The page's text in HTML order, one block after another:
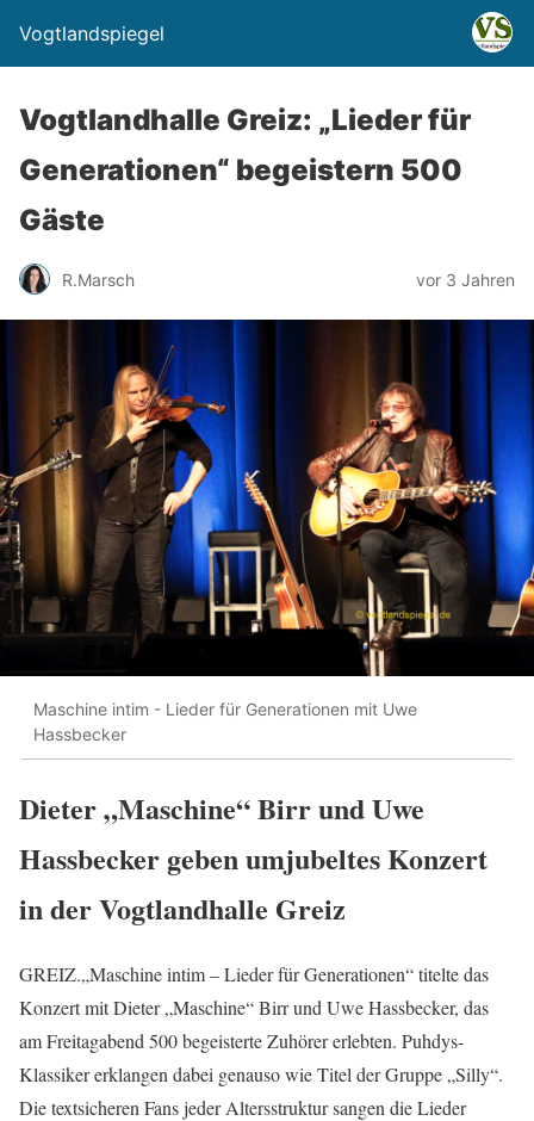
Vogtlandspiegel
Vogtlandhalle Greiz: „Lieder für
Generationen“ begeistern 500
Gäste
R.Marsch vor 3 Jahren
Maschine intim - Lieder für Generationen mit Uwe
Hassbecker
Dieter „Maschine“ Birr und Uwe
Hassbecker geben umjubeltes Konzert
in der Vogtlandhalle Greiz
GREIZ.„Maschine intim – Lieder für Generationen“ titelte das
Konzert mit Dieter „Maschine“ Birr und Uwe Hassbecker, das
am Freitagabend 500 begeisterte Zuhörer erlebten. Puhdys-
Klassiker erklangen dabei genauso wie Titel der Gruppe „Silly“.
Die textsicheren Fans jeder Altersstruktur sangen die Lieder